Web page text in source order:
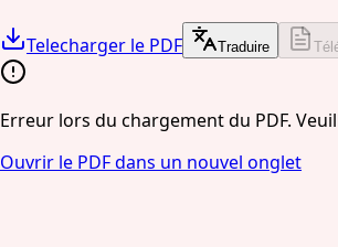
Telecharger le PDF Traduire
Erreur lors du chargement du PDF.
Ouvrir le PDF dans un nouvel onglet